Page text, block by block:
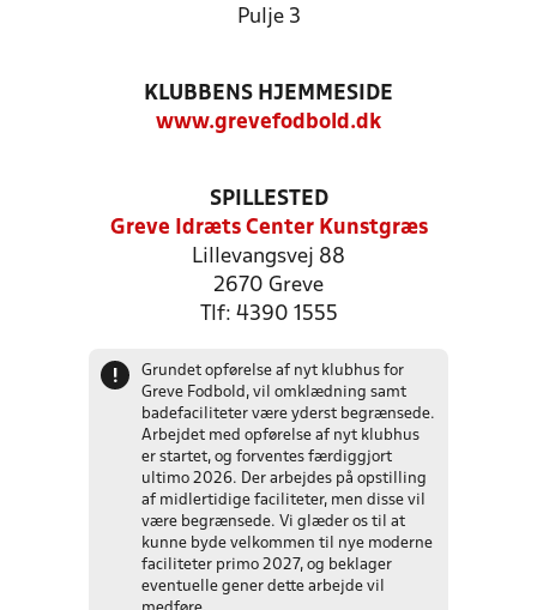
Pulje 3
KLUBBENS HJEMMESIDE
www.grevefodbold.dk
SPILLESTED
Greve Idræts Center Kunstgræs
Lillevangsvej 88
2670 Greve
Tlf: 4390 1555
!
Grundet opførelse af nyt klubhus for
Greve Fodbold, vil omklædning samt
badefaciliteter være yderst begrænsede.
Arbejdet med opførelse af nyt klubhus
er startet, og forventes færdiggjort
ultimo 2026. Der arbejdes på opstilling
af midlertidige faciliteter, men disse vil
være begrænsede. Vi glæder os til at
kunne byde velkommen til nye moderne
faciliteter primo 2027, og beklager
eventuelle gener dette arbejde vil